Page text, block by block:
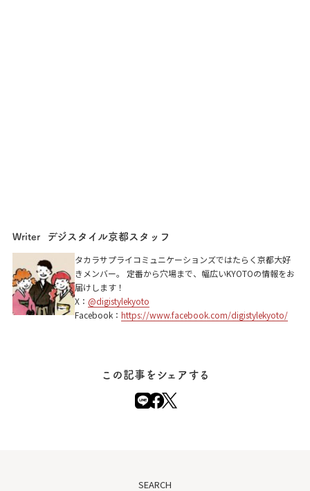
Writer デジスタイル京都スタッフ
タカラサプライコミュニケーションズではたらく京都大好
きメンバー。 定番から穴場まで、幅広いKYOTOの情報をお
届けします！
X： @digistylekyoto
Facebook： https://www.facebook.com/digistylekyoto/
この記事をシェアする
SEARCH